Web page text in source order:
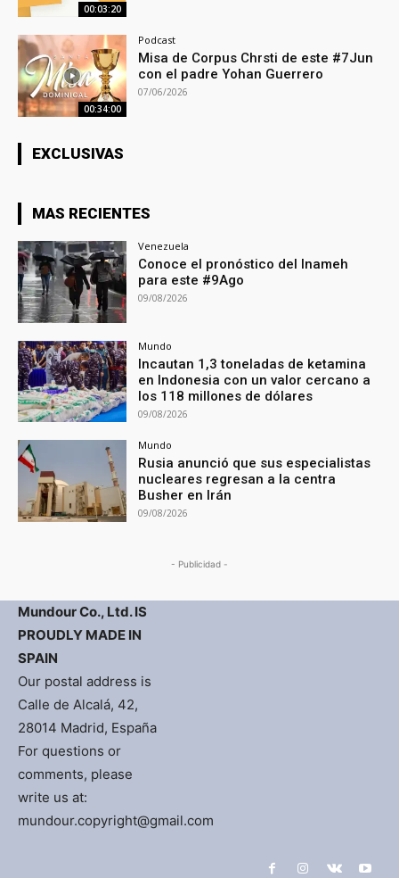
00:03:20
00:34:00
Podcast
Misa de Corpus Chrsti de este #7Jun
con el padre Yohan Guerrero
07/06/2026
EXCLUSIVAS
MAS RECIENTES
Venezuela
Conoce el pronóstico del Inameh
para este #9Ago
09/08/2026
Mundo
Incautan 1,3 toneladas de ketamina
en Indonesia con un valor cercano a
los 118 millones de dólares
09/08/2026
Mundo
Rusia anunció que sus especialistas
nucleares regresan a la centra
Busher en Irán
09/08/2026
- Publicidad -
Mundour Co., Ltd. IS
PROUDLY MADE IN
SPAIN
Our postal address is
Calle de Alcalá, 42,
28014 Madrid, España
For questions or
comments, please
write us at:
mundour.copyright@gmail.com